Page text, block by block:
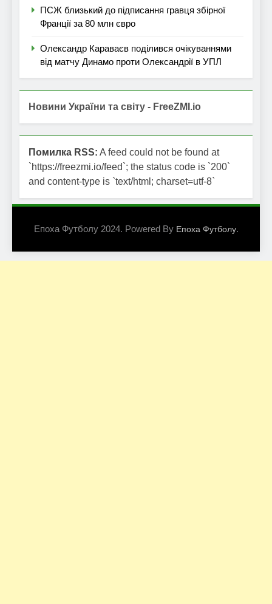
ПСЖ близький до підписання гравця збірної
Франції за 80 млн євро
Олександр Караваєв поділився очікуваннями
від матчу Динамо проти Олександрії в УПЛ
Новини України та світу - FreeZMI.io
Помилка RSS: A feed could not be found at
`https://freezmi.io/feed`; the status code is `200`
and content-type is `text/html; charset=utf-8`
Епоха Футболу 2024. Powered By Епоха Футболу.